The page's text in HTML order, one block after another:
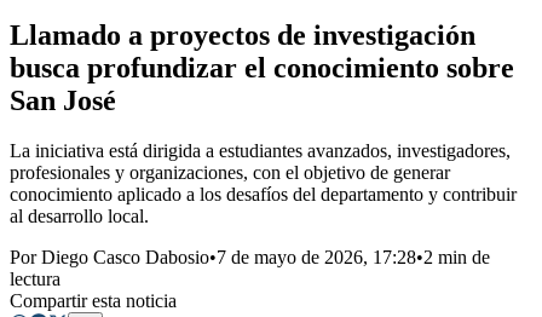
Llamado a proyectos de investigación
busca profundizar el conocimiento sobre
San José
La iniciativa está dirigida a estudiantes avanzados, investigadores,
profesionales y organizaciones, con el objetivo de generar
conocimiento aplicado a los desafíos del departamento y contribuir
al desarrollo local.
PorDiego Casco Dabosio•7 de mayo de 2026, 17:28•2 min de
lectura
Compartir esta noticia